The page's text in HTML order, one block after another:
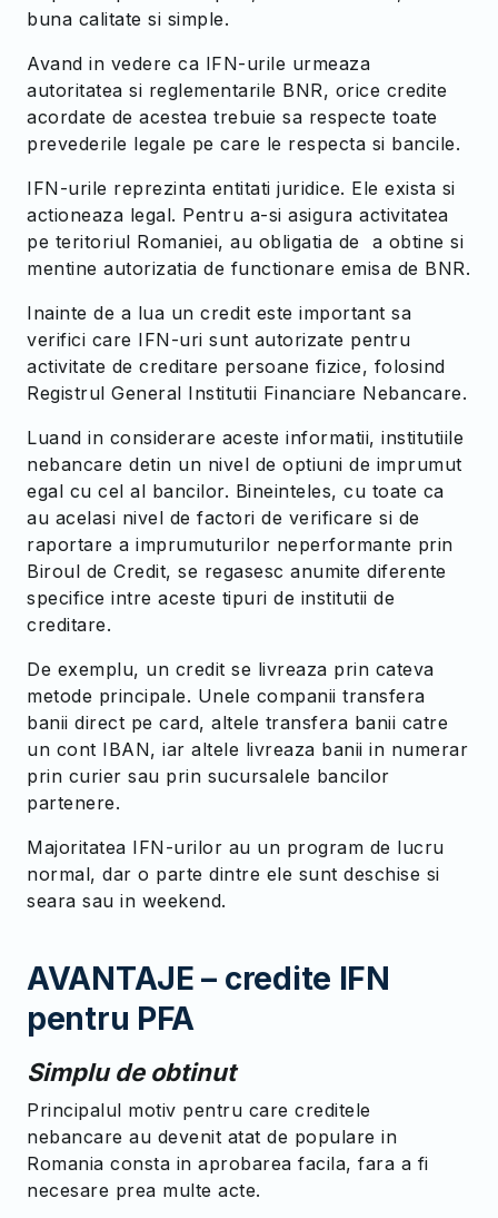
buna calitate si simple.
Avand in vedere ca IFN-urile urmeaza
autoritatea si reglementarile BNR, orice credite
acordate de acestea trebuie sa respecte toate
prevederile legale pe care le respecta si bancile.
IFN-urile reprezinta entitati juridice. Ele exista si
actioneaza legal. Pentru a-si asigura activitatea
pe teritoriul Romaniei, au obligatia de a obtine si
mentine autorizatia de functionare emisa de BNR.
Inainte de a lua un credit este important sa
verifici care IFN-uri sunt autorizate pentru
activitate de creditare persoane fizice, folosind
Registrul General Institutii Financiare Nebancare.
Luand in considerare aceste informatii, institutiile
nebancare detin un nivel de optiuni de imprumut
egal cu cel al bancilor. Bineinteles, cu toate ca
au acelasi nivel de factori de verificare si de
raportare a imprumuturilor neperformante prin
Biroul de Credit, se regasesc anumite diferente
specifice intre aceste tipuri de institutii de
creditare.
De exemplu, un credit se livreaza prin cateva
metode principale. Unele companii transfera
banii direct pe card, altele transfera banii catre
un cont IBAN, iar altele livreaza banii in numerar
prin curier sau prin sucursalele bancilor
partenere.
Majoritatea IFN-urilor au un program de lucru
normal, dar o parte dintre ele sunt deschise si
seara sau in weekend.
AVANTAJE – credite IFN
pentru PFA
Simplu de obtinut
Principalul motiv pentru care creditele
nebancare au devenit atat de populare in
Romania consta in aprobarea facila, fara a fi
necesare prea multe acte.